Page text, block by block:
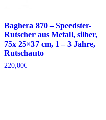
Baghera 870 – Speedster-
Rutscher aus Metall, silber,
75x 25×37 cm, 1 – 3 Jahre,
Rutschauto
220,00€